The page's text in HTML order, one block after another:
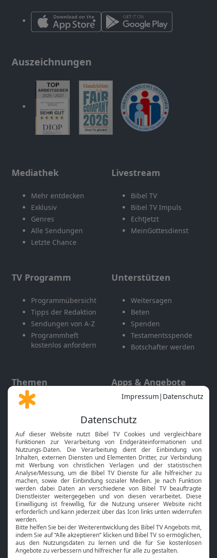
Auszeichnungen
Mediathek
Mehr entdecken
Exklusiv
Genres
Alle Sendungen
Letzte Chance
Livestream
Bibel TV
Bibel TV Impuls
EchtJetzt
MeinGottesdienst
TV Programm
Programmübersicht
Tipps der Redaktion
Sendungen von A-Z
Programmheft
kostenlos anfordern
Unterstützen
Weitersagen
Beten
Spenden
Testamentsspende
Botschafter werden
Themen
Gott und Bibel erklärt
Neuigkeiten
Apps & Angebote
Mobile App
Smart TV
HbbTV
Bibelthek Online-Bibel
Nächster Gottesdienst
Bibel TV
Über uns
Jobs
Service
Kontakt
TV-Empfang